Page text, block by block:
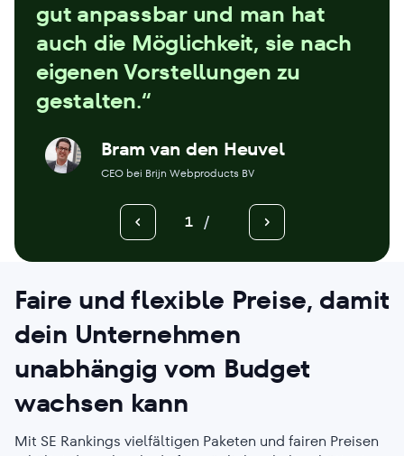
gut anpassbar und man hat
auch die Möglichkeit, sie nach
eigenen Vorstellungen zu
gestalten.“
Bram van den Heuvel
CEO bei Brijn Webproducts BV
1 /
Faire und flexible Preise, damit
dein Unternehmen
unabhängig vom Budget
wachsen kann
Mit SE Rankings vielfältigen Paketen und fairen Preisen